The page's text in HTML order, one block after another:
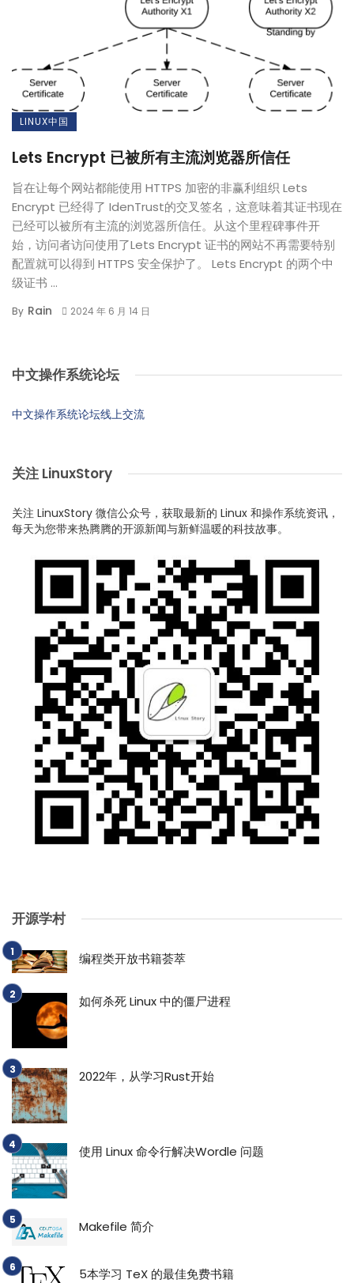
LINUX中国
Lets Encrypt 已被所有主流浏览器所信任
旨在让每个网站都能使用 HTTPS 加密的非赢利组织 Lets
Encrypt 已经得了 IdenTrust的交叉签名，这意味着其证书现在
已经可以被所有主流的浏览器所信任。从这个里程碑事件开
始，访问者访问使用了Lets Encrypt 证书的网站不再需要特别
配置就可以得到 HTTPS 安全保护了。 Lets Encrypt 的两个中
级证书 ...
By Rain 2024 年 6 月 14 日
中文操作系统论坛
中文操作系统论坛线上交流
关注 LinuxStory
关注 LinuxStory 微信公众号，获取最新的 Linux 和操作系统资讯，
每天为您带来热腾腾的开源新闻与新鲜温暖的科技故事。
开源学村
编程类开放书籍荟萃
如何杀死 Linux 中的僵尸进程
2022年，从学习Rust开始
使用 Linux 命令行解决Wordle 问题
Makefile 简介
5本学习 TeX 的最佳免费书籍